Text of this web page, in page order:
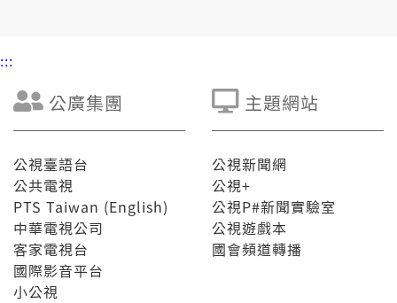
:::
公廣集團
公視臺語台
公共電視
PTS Taiwan (English)
中華電視公司
客家電視台
國際影音平台
小公視
主題網站
公視新聞網
公視+
公視P#新聞實驗室
公視遊戲本
國會頻道轉播